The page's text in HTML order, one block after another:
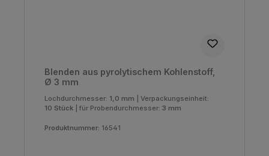
Blenden aus pyrolytischem Kohlenstoff,
Ø 3 mm
Lochdurchmesser: 1,0 mm
Verpackungseinheit:
10 Stück
für Probendurchmesser: 3 mm
Produktnummer: 16541